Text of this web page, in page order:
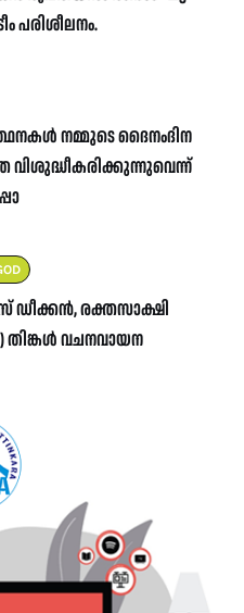
പരിശീലനം.
നമ്മുടെ ദൈനംദിന
വിശുദ്ധീകരിക്കുന്നുവെന്ന്
ഡീക്കൻ, രക്തസാക്ഷി
തിങ്കൾ വചനവായന